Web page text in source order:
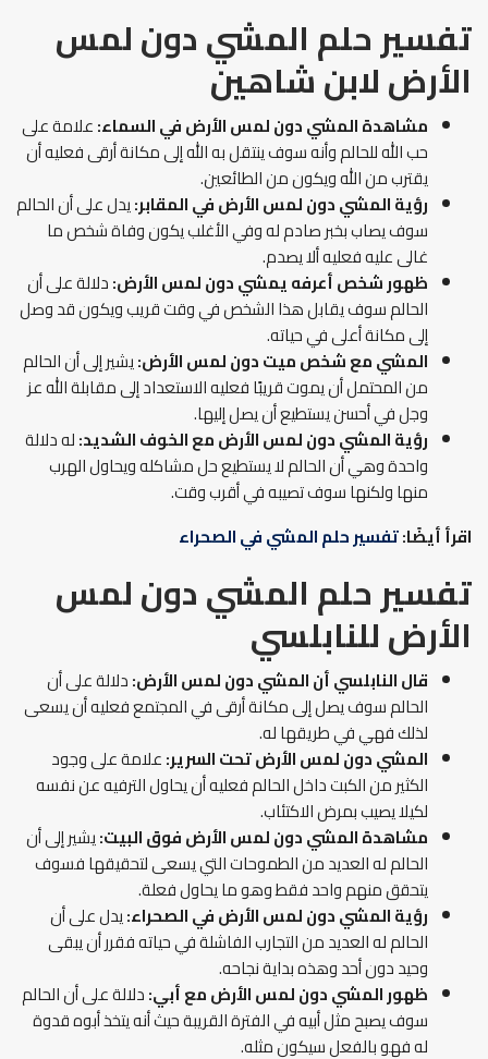
تفسير حلم المشي دون لمس
الأرضلابن شاهين
مشاهدة المشي دون لمس الأرض في السماء:علامة على
حب الله للحالم وأنه سوف ينتقل به الله إلى مكانة أرقى فعليه أن
يقترب من الله ويكون من الطائعين.
رؤية المشي دون لمس الأرض في المقابر:يدل على أن الحالم
سوف يصاب بخبر صادم له وفي الأغلب يكون وفاة شخص ما
غالى عليه فعليه ألا يصدم.
ظهور شخص أعرفه يمشي دون لمس الأرض:دلالة على أن
الحالم سوف يقابل هذا الشخص في وقت قريب ويكون قد وصل
إلى مكانة أعلى في حياته.
المشي مع شخص ميت دون لمس الأرض:يشير إلى أن الحالم
من المحتمل أن يموت قريبًا فعليه الاستعداد إلى مقابلة الله عز
وجل في أحسن يستطيع أن يصل إليها.
رؤية المشي دون لمس الأرض مع الخوف الشديد:له دلالة
واحدة وهي أن الحالم لا يستطيع حل مشاكله ويحاول الهرب
منها ولكنها سوف تصيبه في أقرب وقت.
اقرأ أيضًا:تفسير حلم المشي في الصحراء
تفسير حلم المشي دون لمس
الأرضللنابلسي
قال النابلسي أن المشي دون لمس الأرض:دلالة على أن
الحالم سوف يصل إلى مكانة أرقى في المجتمع فعليه أن يسعى
لذلك فهي في طريقها له.
المشي دون لمس الأرض تحت السرير:علامة على وجود
الكثير من الكبت داخل الحالم فعليه أن يحاول الترفيه عن نفسه
لكيلا يصيب بمرض الاكتئاب.
مشاهدة المشي دون لمس الأرض فوق البيت:يشير إلى أن
الحالم له العديد من الطموحات التي يسعى لتحقيقها فسوف
يتحقق منهم واحد فقط وهو ما يحاول فعلة.
رؤية المشي دون لمس الأرض في الصحراء:يدل على أن
الحالم له العديد من التجارب الفاشلة في حياته فقرر أن يبقى
وحيد دون أحد وهذه بداية نجاحه.
ظهور المشي دون لمس الأرض مع أبي:دلالة على أن الحالم
سوف يصبح مثل أبيه في الفترة القريبة حيث أنه يتخذ أبوه قدوة
له فهو بالفعل سيكون مثله.